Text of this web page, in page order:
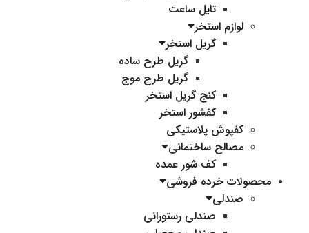
تایل ساعت
لوازم استخر
گریل استخر
گریل طرح ساده
گریل طرح موج
کنج گریل استخر
کفشور استخر
کفپوش پلاستیکی
مصالح ساختمانی
کف شور عمده
محصولات خرده فروشی
صندلی
صندلی رستورانی